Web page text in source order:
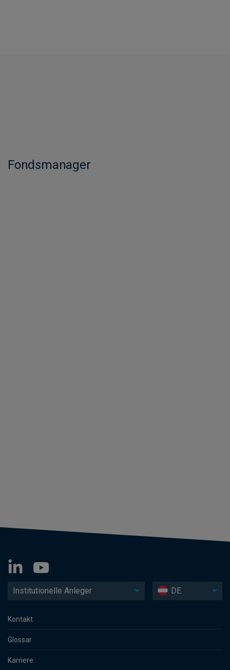
Fondsmanager​​​​​​​​​​​​​​​​​​​​
Institutionelle Anleger DE
Kontakt
Glossar
Karriere